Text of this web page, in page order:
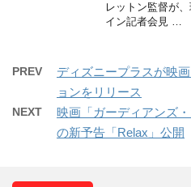
レットン監督が
イン記者会見 …
PREV
ディズニープラスが映
ョンをリリース
NEXT
映画「ガーディアンズ
の新予告「Relax」公開